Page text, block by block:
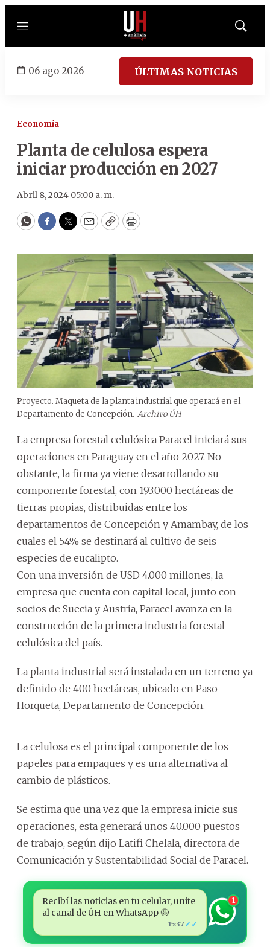
Menú
Mostrar
06 ago 2026 ÚLTIMAS NOTICIAS
Economía
Planta de celulosa espera
iniciar producción en 2027
Abril 8, 2024 05:00 a. m.
WhatsApp
Facebook
Twitter
EmailCopyPrint
Proyecto. Maqueta de la planta industrial que operará en el
Departamento de Concepción. Archivo ÚH
La empresa forestal celulósica Paracel iniciará sus
operaciones en Paraguay en el año 2027. No
obstante, la firma ya viene desarrollando su
componente forestal, con 193.000 hectáreas de
tierras propias, distribuidas entre los
departamentos de Concepción y Amambay, de los
cuales el 54% se destinará al cultivo de seis
especies de eucalipto.
Con una inversión de USD 4.000 millones, la
empresa que cuenta con capital local, junto con
socios de Suecia y Austria, Paracel avanza en la
construcción de la primera industria forestal
celulósica del país.
La planta industrial será instalada en un terreno ya
definido de 400 hectáreas, ubicado en Paso
Horqueta, Departamento de Concepción.
La celulosa es el principal componente de los
papeles para empaques y es una alternativa al
cambio de plásticos.
Se estima que una vez que la empresa inicie sus
operaciones, esta generará unos 40.000 puestos
de trabajo, según dijo Latifi Chelala, directora de
Comunicación y Sustentabilidad Social de Paracel.
Recibí las noticias en tu celular, unite
al canal de ÚH en WhatsApp 🤩
15:37 ✓✓
1